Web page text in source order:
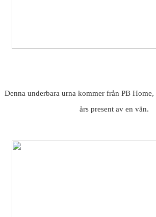
Denna underbara urna kommer från PB
års present av en vän.